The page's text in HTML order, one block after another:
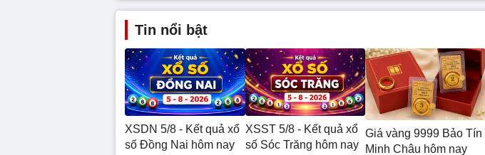
Tin nổi bật
XSDN 5/8 - Kết quả xổ
số Đồng Nai hôm nay
XSST 5/8 - Kết quả xổ
số Sóc Trăng hôm nay
Giá vàng 9999 Bảo Tín
Minh Châu hôm nay